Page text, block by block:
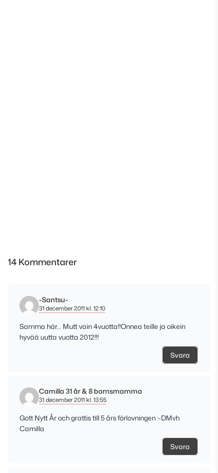
14 Kommentarer
-Santsu-
31 december 2011 kl. 12:10
Samma här… Mutt vain 4vuotta!!Onnea teille ja oikein
hyvää uutta vuotta 2012!!!
Svara
Camilla 31 år & 8 barnsmamma
31 december 2011 kl. 13:55
Gott Nytt År och grattis till 5 års förlovningen :-DMvh
Camilla
Svara